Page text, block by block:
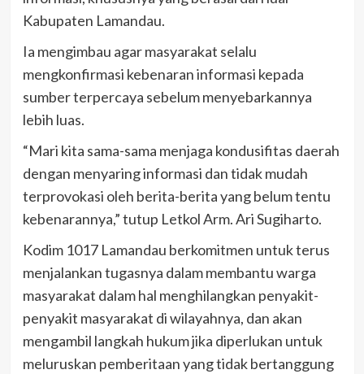
Kabupaten Lamandau.
Ia mengimbau agar masyarakat selalu
mengkonfirmasi kebenaran informasi kepada
sumber terpercaya sebelum menyebarkannya
lebih luas.
“Mari kita sama-sama menjaga kondusifitas daerah
dengan menyaring informasi dan tidak mudah
terprovokasi oleh berita-berita yang belum tentu
kebenarannya,” tutup Letkol Arm. Ari Sugiharto.
Kodim 1017 Lamandau berkomitmen untuk terus
menjalankan tugasnya dalam membantu warga
masyarakat dalam hal menghilangkan penyakit-
penyakit masyarakat di wilayahnya, dan akan
mengambil langkah hukum jika diperlukan untuk
meluruskan pemberitaan yang tidak bertanggung